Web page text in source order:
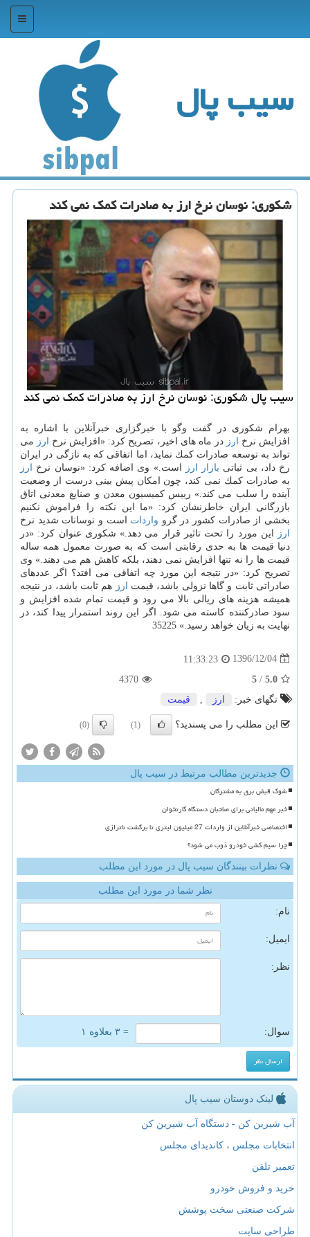
منو
سیب پال
شكوری: نوسان نرخ ارز به صادرات كمك نمی كند
سیب پال شكوری: نوسان نرخ ارز به صادرات كمك نمی كند
بهرام شكوری در گفت وگو با خبرگزاری خبرآنلاین با اشاره به
افزایش نرخ ارز در ماه های اخیر، تصریح كرد: «افزایش نرخ ارز می
تواند به توسعه صادرات كمك نماید، اما اتفاقی كه به تازگی در ایران
رخ داد، بی ثباتی بازار ارز است.» وی اضافه كرد: «نوسان نرخ ارز
به صادرات كمك نمی كند، چون امكان پیش بینی درست از وضعیت
آینده را سلب می كند.» رییس كمیسیون معدن و صنایع معدنی اتاق
بازرگانی ایران خاطرنشان كرد: «ما این نكته را فراموش نكنیم
بخشی از صادرات كشور در گرو واردات است و نوسانات شدید نرخ
ارز
این مورد را تحت تاثیر قرار می دهد.» شكوری عنوان كرد: «در
دنیا قیمت ها به حدی رقابتی است كه به صورت معمول همه ساله
قیمت ها را نه تنها افزایش نمی دهند، بلكه كاهش هم می دهند.» وی
تصریح كرد: «در نتیجه این مورد چه اتفاقی می افتد؟ اگر عددهای
صادراتی ثابت و گاها نزولی باشد، قیمت ارز هم ثابت باشد، در نتیجه
همیشه هزینه های ریالی بالا می رود و قیمت تمام شده افزایش و
سود صادركننده كاسته می شود. اگر این روند استمرار پیدا كند، در
نهایت به زیان خواهد رسید.» 35225
1396/12/04
11:33:23
5.0
/
5
4370
تگهای خبر:
ارز قیمت
این مطلب را می پسندید؟ (1)
(0)
جدیدترین مطالب مرتبط در سیب پال
شوک قبض برق به مشترکان
خبر مهم مالیاتی برای صاحبان دستگاه کارتخوان
اختصاصی خبرآنلاین از واردات 27 میلیون لیتری تا برگشت ناترازی
چرا سیم کشی خودرو ذوب می شود؟
نظرات بینندگان سیب پال در مورد این مطلب
نظر شما در مورد این مطلب
نام:
ایمیل:
نظر:
سوال: = ۳ بعلاوه ۱
لینک دوستان سیب پال
آب شیرین کن - دستگاه آب شیرین کن
انتخابات مجلس ، کاندیدای مجلس
تعمیر تلفن
خرید و فروش خودرو
شرکت صنعتی سخت پوشش
طراحی سایت